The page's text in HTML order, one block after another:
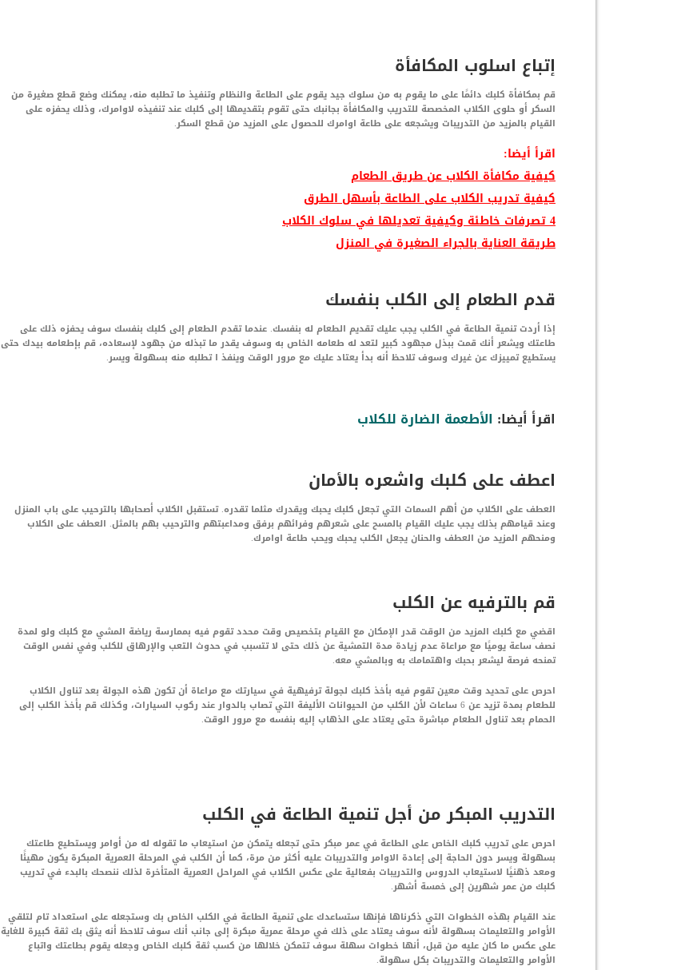
إتباع اسلوب المكافأة
قم بمكافأة كلبك دائمًا على ما يقوم به من سلوك جيد يقوم على الطاعة والنظام وتنفيذ ما تطلبه منه، يمكنك وضع قطع صغيرة من
السكر أو حلوى الكلاب المخصصة للتدريب والمكافأة بجانبك حتى تقوم بتقديمها إلى كلبك عند تنفيذه لاوامرك، وذلك يحفزه على
القيام بالمزيد من التدريبات ويشجعه على طاعة اوامرك للحصول على المزيد من قطع السكر.
اقرأ أيضا:
كيفية مكافأة الكلاب عن طريق الطعام
كيفية تدريب الكلاب على الطاعة بأسهل الطرق
4 تصرفات خاطئة وكيفية تعديلها في سلوك الكلاب
طريقة العناية بالجراء الصغيرة في المنزل
قدم الطعام إلى الكلب بنفسك
إذا أردت تنمية الطاعة في الكلب يجب عليك تقديم الطعام له بنفسك. عندما تقدم الطعام إلى كلبك بنفسك سوف يحفزه ذلك على
طاعتك ويشعر أنك قمت ببذل مجهود كبير لتعد له طعامه الخاص به وسوف يقدر ما تبذله من جهود لإسعاده، قم بإطعامه بيدك حتى
يستطيع تمييزك عن غيرك وسوف تلاحظ أنه بدأ يعتاد عليك مع مرور الوقت وينفذ ا تطلبه منه بسهولة ويسر.
اقرأ أيضا: الأطعمة الضارة للكلاب
اعطف على كلبك واشعره بالأمان
العطف على الكلاب من أهم السمات التي تجعل كلبك يحبك ويقدرك مثلما تقدره. تستقبل الكلاب أصحابها بالترحيب على باب المنزل
وعند قيامهم بذلك يجب عليك القيام بالمسح على شعرهم وفرائهم برفق ومداعبتهم والترحيب بهم بالمثل. العطف على الكلاب
ومنحهم المزيد من العطف والحنان يجعل الكلب يحبك ويحب طاعة اوامرك.
قم بالترفيه عن الكلب
اقضي مع كلبك المزيد من الوقت قدر الإمكان مع القيام بتخصيص وقت محدد تقوم فيه بممارسة رياضة المشي مع كلبك ولو لمدة
نصف ساعة يوميًا مع مراعاة عدم زيادة مدة التمشية عن ذلك حتى لا تتسبب في حدوث التعب والإرهاق للكلب وفي نفس الوقت
تمنحه فرصة ليشعر بحبك واهتمامك به وبالمشي معه.
احرص على تحديد وقت معين تقوم فيه بأخذ كلبك لجولة ترفيهية في سيارتك مع مراعاة أن تكون هذه الجولة بعد تناول الكلاب
للطعام بمدة تزيد عن 6 ساعات لأن الكلب من الحيوانات الأليفة التي تصاب بالدوار عند ركوب السيارات، وكذلك قم بأخذ الكلب إلى
الحمام بعد تناول الطعام مباشرة حتى يعتاد على الذهاب إليه بنفسه مع مرور الوقت.
التدريب المبكر من أجل تنمية الطاعة في الكلب
احرص على تدريب كلبك الخاص على الطاعة في عمر مبكر حتى تجعله يتمكن من استيعاب ما تقوله له من أوامر ويستطيع طاعتك
بسهولة ويسر دون الحاجة إلى إعادة الاوامر والتدريبات عليه أكثر من مرة، كما أن الكلب في المرحلة العمرية المبكرة يكون مهيئًا
ومعد ذهنيًا لاستيعاب الدروس والتدريبات بفعالية على عكس الكلاب في المراحل العمرية المتأخرة لذلك ننصحك بالبدء في تدريب
كلبك من عمر شهرين إلى خمسة أشهر.
عند القيام بهذه الخطوات التي ذكرناها فإنها ستساعدك على تنمية الطاعة في الكلب الخاص بك وستجعله على استعداد تام لتلقي
الأوامر والتعليمات بسهولة لأنه سوف يعتاد على ذلك في مرحلة عمرية مبكرة إلى جانب أنك سوف تلاحظ أنه يثق بك ثقة كبيرة للغاية
على عكس ما كان عليه من قبل، أنها خطوات سهلة سوف تتمكن خلالها من كسب ثقة كلبك الخاص وجعله يقوم بطاعتك واتباع
الأوامر والتعليمات والتدريبات بكل سهولة.